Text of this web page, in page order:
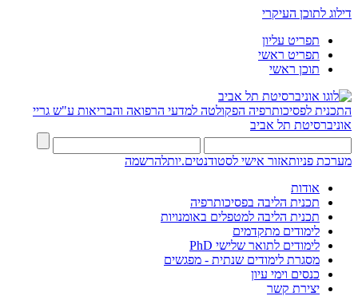
דילוג לתוכן העיקרי
תפריט עליון
תפריט ראשי
תוכן ראשי
התכנית לפסיכותרפיה הפקולטה למדעי הרפואה והבריאות ע"ש גריי
אוניברסיטת תל אביב
מערכת פניותאזור אישי לסטודנטים.יותלהרשמה
אודות
תכנית הליבה בפסיכותרפיה
תכנית הליבה למטפלים באומנויות
לימודים מתקדמים
לימודים לתואר שלישי PhD
מסגרת לימודים שנתית - מפגשים
כנסים וימי עיון
יצירת קשר